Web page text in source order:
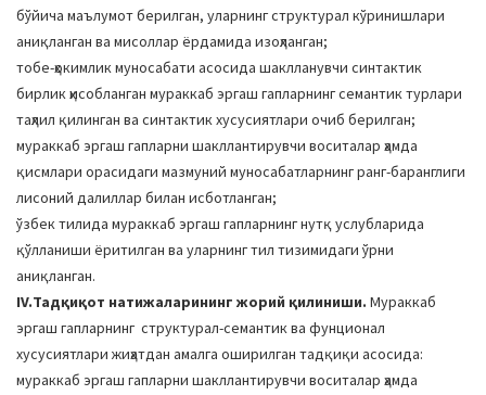
бўйича маълумот берилган, уларнинг структурал кўринишлари
аниқланган ва мисоллар ёрдамида изоҳланган;
тобе-ҳокимлик муносабати асосида шаклланувчи синтактик
бирлик ҳисобланган мураккаб эргаш гапларнинг семантик турлари
таҳлил қилинган ва синтактик хусусиятлари очиб берилган;
мураккаб эргаш гапларни шакллантирувчи воситалар ҳамда
қисмлари орасидаги мазмуний муносабатларнинг ранг-баранглиги
лисоний далиллар билан исботланган;
ўзбек тилида мураккаб эргаш гапларнинг нутқ услубларида
қўлланиши ёритилган ва уларнинг тил тизимидаги ўрни
аниқланган.
IV.Тадқиқот натижаларининг жорий қилиниши. Мураккаб
эргаш гапларнинг структурал-семантик ва фунционал
хусусиятлари жиҳатдан амалга оширилган тадқиқи асосида:
мураккаб эргаш гапларни шакллантирувчи воситалар ҳамда